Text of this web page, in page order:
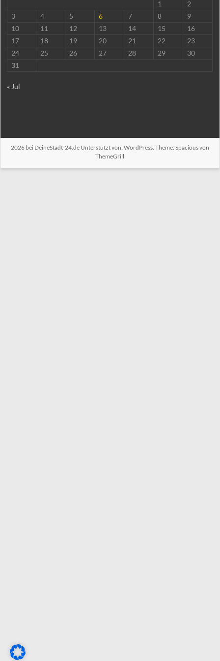
1
2
3
4 5 6 7 8
9
10
11 12 13 14 15
16
17
18 19 20 21 22
23
24
25 26 27 28 29
30
31
« Jul
2026 bei DeineStadt-24.deUnterstützt von: WordPress. Theme: Spacious von
ThemeGrill